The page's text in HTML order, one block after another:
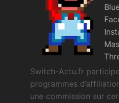
Switch-Actu.fr
programmes
une commission sur